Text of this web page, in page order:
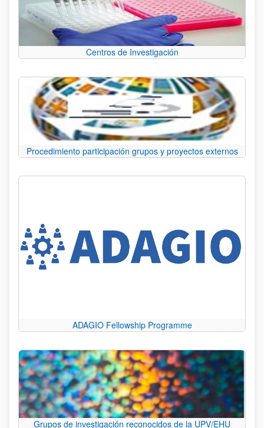
Centros de Investigación
Procedimiento participación grupos y proyectos externos
ADAGIO Fellowship Programme
Grupos de investigación reconocidos de la UPV/EHU